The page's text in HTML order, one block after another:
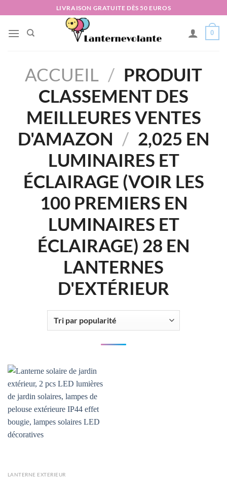
au
contenu
LIVRAISON GRATUITE DÈS 50 EUROS
0
ACCUEIL / PRODUIT
CLASSEMENT DES
MEILLEURES VENTES
D'AMAZON / 2,025 EN
LUMINAIRES ET
ÉCLAIRAGE (VOIR LES
100 PREMIERS EN
LUMINAIRES ET
ÉCLAIRAGE) 28 EN
LANTERNES
D'EXTÉRIEUR
LANTERNE EXTERIEUR